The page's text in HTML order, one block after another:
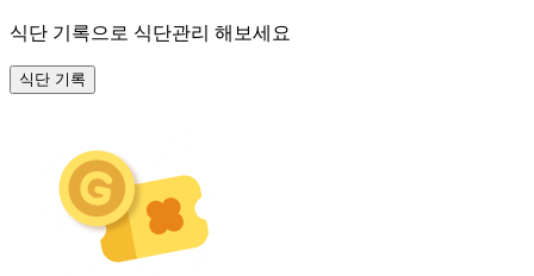
식단 기록으로 식단관리 해보세요
식단 기록